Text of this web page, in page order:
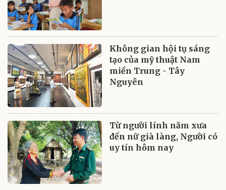
Không gian hội tụ sáng
tạo của mỹ thuật Nam
miền Trung - Tây
Nguyên
Từ người lính năm xưa
đến nữ già làng, Người có
uy tín hôm nay